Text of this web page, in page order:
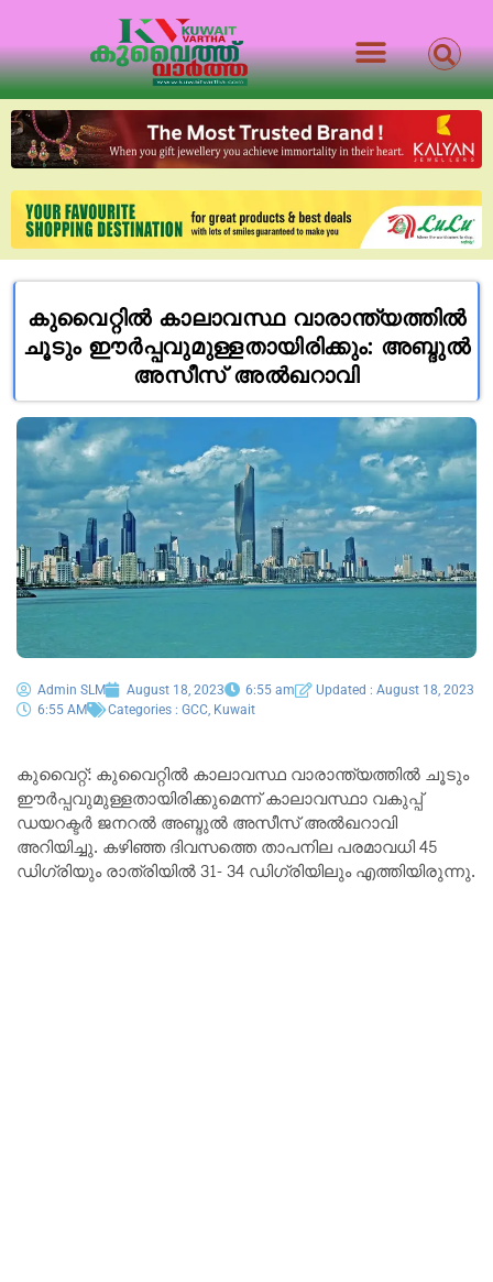
കുവൈറ്റിൽ കാലാവസ്ഥ വാരാന്ത്യത്തിൽ
ചൂടും ഈർപ്പവുമുള്ളതായിരിക്കും: അബ്ദുൽ
അസീസ് അൽഖറാവി
Admin SLM August 18, 2023 6:55 am
Updated : August 18, 2023
6:55 AM
Categories : GCC Kuwait
കുവൈറ്റ്: കുവൈറ്റിൽ കാലാവസ്ഥ വാരാന്ത്യത്തിൽ ചൂടും
ഈർപ്പവുമുള്ളതായിരിക്കുമെന്ന് കാലാവസ്ഥാ വകുപ്പ്
ഡയറക്ടർ ജനറൽ അബ്ദുൽ അസീസ് അൽഖറാവി
അറിയിച്ചു. കഴിഞ്ഞ ദിവസത്തെ താപനില പരമാവധി 45
ഡിഗ്രിയും രാത്രിയിൽ 31- 34 ഡിഗ്രിയിലും എത്തിയിരുന്നു.